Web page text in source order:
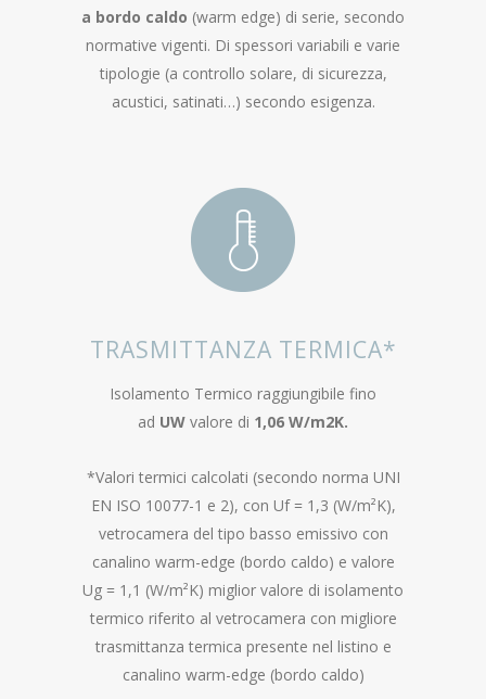
a bordo caldo (warm edge) di serie, secondo
normative vigenti. Di spessori variabili e varie
tipologie (a controllo solare, di sicurezza,
acustici, satinati…) secondo esigenza.
TRASMITTANZA TERMICA*
Isolamento Termico raggiungibile fino
ad UW valore di 1,06 W/m2K.
*Valori termici calcolati (secondo norma UNI
EN ISO 10077-1 e 2), con Uf = 1,3 (W/m²K),
vetrocamera del tipo basso emissivo con
canalino warm-edge (bordo caldo) e valore
Ug = 1,1 (W/m²K) miglior valore di isolamento
termico riferito al vetrocamera con migliore
trasmittanza termica presente nel listino e
canalino warm-edge (bordo caldo)